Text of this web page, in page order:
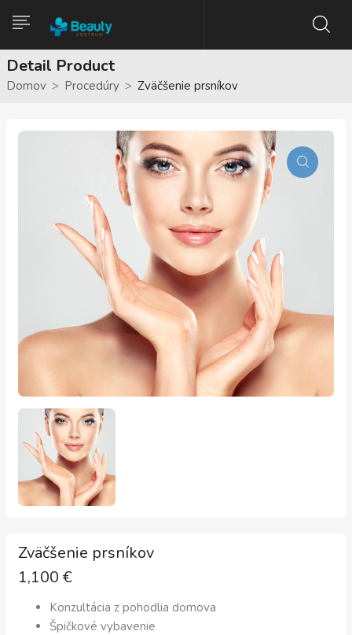
Detail Product
Domov Procedúry Zväčšenie prsníkov
Zväčšenie prsníkov
1,100 €
Konzultácia z pohodlia domova
Špičkové vybavenie